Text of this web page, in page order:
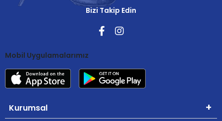
Bizi Takip Edin
Mobil Uygulamalarımız
Kurumsal